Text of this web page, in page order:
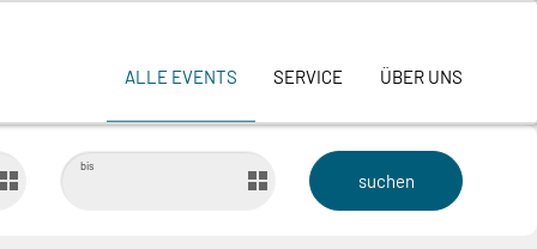
ALLE EVENTS SERVICE ÜBER UNS
bis